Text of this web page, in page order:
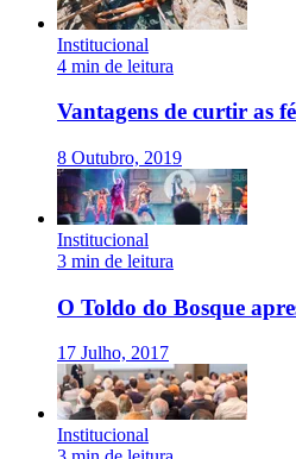
Institucional
4 min de leitura
Vantagens de curtir as
8 Outubro, 2019
Institucional
3 min de leitura
O Toldo do Bosque
17 Julho, 2017
Institucional